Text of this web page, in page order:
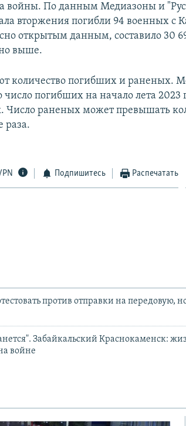
войны. По данным Медиазоны и
вторжения погибли 94 военных с
открытым данным, составило 30
выше.
количество погибших и раненых.
число погибших на начало лета 2023
Число раненых может превышать
раза.
Подпишитесь Распечатать
против отправки на передовую,
Забайкальский Краснокаменск:
войне